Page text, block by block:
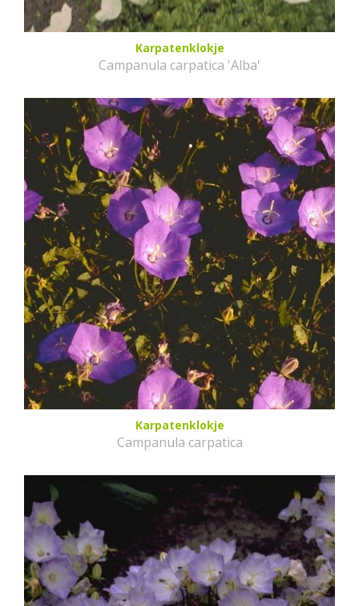
Karpatenklokje
Campanula carpatica 'Alba'
Karpatenklokje
Campanula carpatica